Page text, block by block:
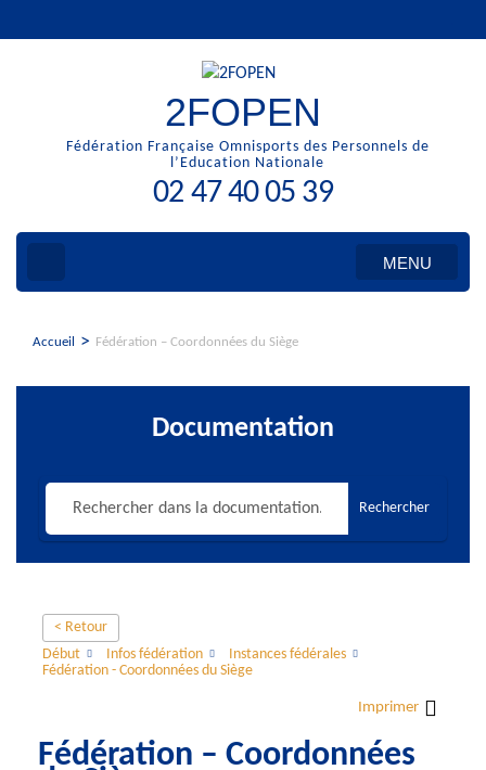
au
2FOPEN
Fédération Française Omnisports des Personnels de
l’Education Nationale
02 47 40 05 39
MENU
Accueil > Fédération – Coordonnées du Siège
Documentation
Rechercher
< Retour
Début
Infos fédération
Instances fédérales
Fédération - Coordonnées du Siège
Imprimer
Fédération – Coordonnées